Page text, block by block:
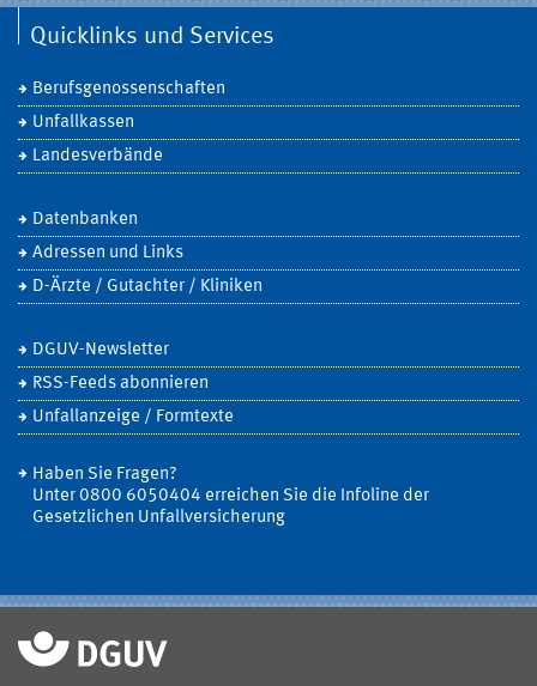
Quicklinks und Services
Berufsgenossenschaften
Unfallkassen
Landesverbände
Datenbanken
Adressen und Links
D-Ärzte / Gutachter / Kliniken
DGUV-Newsletter
RSS-Feeds abonnieren
Unfallanzeige / Formtexte
Haben Sie Fragen?
Unter 0800 6050404 erreichen Sie die Infoline der
Gesetzlichen Unfallversicherung